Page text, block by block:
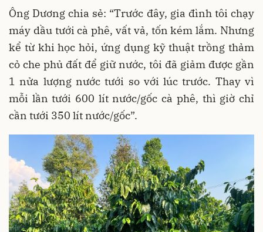
Ông Dương chia sẻ: “Trước đây, gia đình tôi chạy
máy dầu tưới cà phê, vất vả, tốn kém lắm. Nhưng
kể từ khi học hỏi, ứng dụng kỹ thuật trồng thảm
cỏ che phủ đất để giữ nước, tôi đã giảm được gần
1 nửa lượng nước tưới so với lúc trước. Thay vì
mỗi lần tưới 600 lít nước/gốc cà phê, thì giờ chỉ
cần tưới 350 lít nước/gốc”.